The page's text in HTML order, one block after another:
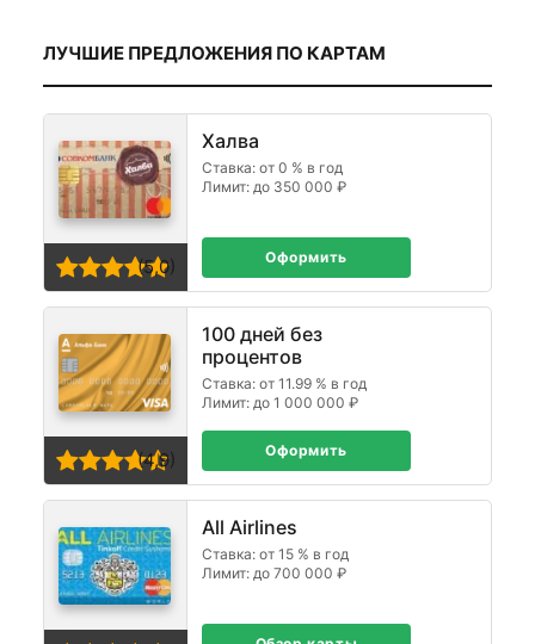
ЛУЧШИЕ ПРЕДЛОЖЕНИЯ ПО КАРТАМ
Халва
Ставка: от 0 % в год
Лимит: до 350 000 ₽
(5,0) Оформить
100 дней без
процентов
Ставка: от 11.99 % в год
Лимит: до 1 000 000 ₽
(4,9) Оформить
All Airlines
Ставка: от 15 % в год
Лимит: до 700 000 ₽